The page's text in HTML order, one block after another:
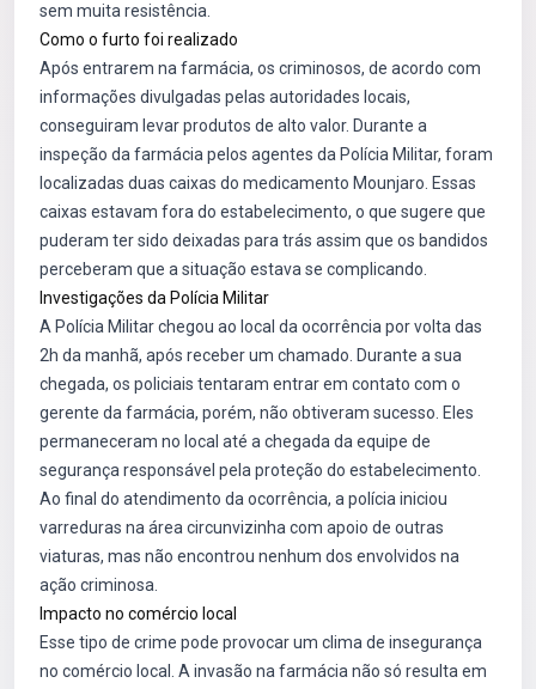
sem muita resistência.
Como o furto foi realizado
Após entrarem na farmácia, os criminosos, de acordo com
informações divulgadas pelas autoridades locais,
conseguiram levar produtos de alto valor. Durante a
inspeção da farmácia pelos agentes da Polícia Militar, foram
localizadas duas caixas do medicamento Mounjaro. Essas
caixas estavam fora do estabelecimento, o que sugere que
puderam ter sido deixadas para trás assim que os bandidos
perceberam que a situação estava se complicando.
Investigações da Polícia Militar
A Polícia Militar chegou ao local da ocorrência por volta das
2h da manhã, após receber um chamado. Durante a sua
chegada, os policiais tentaram entrar em contato com o
gerente da farmácia, porém, não obtiveram sucesso. Eles
permaneceram no local até a chegada da equipe de
segurança responsável pela proteção do estabelecimento.
Ao final do atendimento da ocorrência, a polícia iniciou
varreduras na área circunvizinha com apoio de outras
viaturas, mas não encontrou nenhum dos envolvidos na
ação criminosa.
Impacto no comércio local
Esse tipo de crime pode provocar um clima de insegurança
no comércio local. A invasão na farmácia não só resulta em